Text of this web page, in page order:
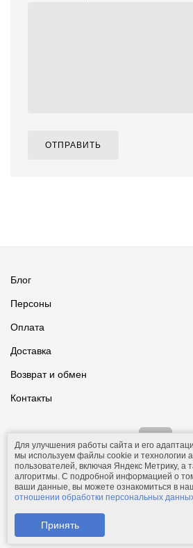
ОТПРАВИТЬ
Блог
Персоны
Оплата
Доставка
Возврат и обмен
Контакты
© 2011-2026.Comfolio.ru— интернет-
для дома.
Для улучшения работы сайта и его
мы используем файлы cookie и технологии
пользователей, включая Яндекс Метрику, а
алгоритмы. С подробной информацией о
ваши данные, вы можете ознакомиться в
отношении обработки персональных
Принять